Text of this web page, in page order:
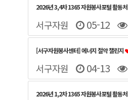
2026년 3,4차 1365 자원봉사포털 활동
서구자원 05-12
[서구자원봉사센터] 에너지 절약 챌린지
서구자원 04-13
2026년 1,2차 1365 자원봉사포털 활동